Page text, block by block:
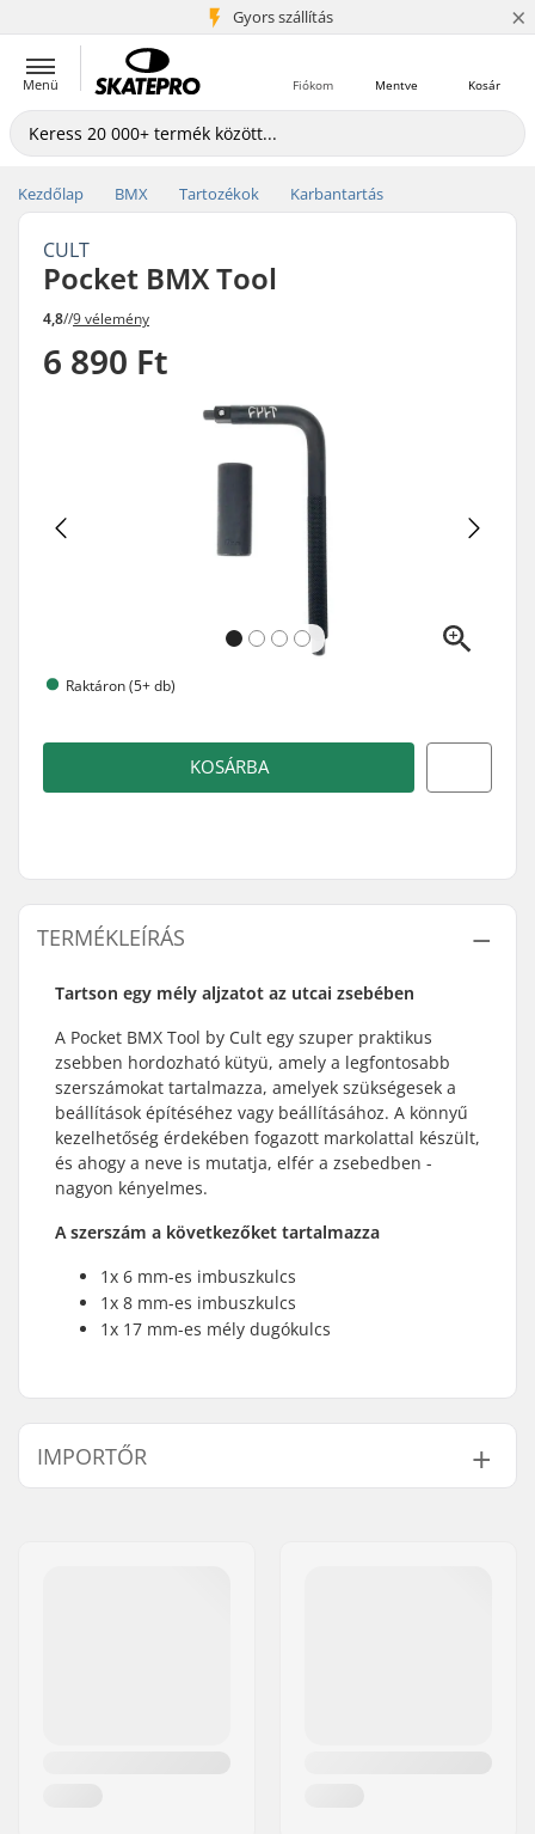
Gyors szállítás
5+ millió ügyfél ×
Menü Kosár
Mentve
Fiókom
Kezdőlap BMX Tartozékok Karbantartás
CULT
Pocket BMX Tool
4,8//9 vélemény
6 890 Ft
Raktáron (5+ db)
KOSÁRBA
TERMÉKLEÍRÁS
Tartson egy mély aljzatot az utcai zsebében
A Pocket BMX Tool by Cult egy szuper praktikus
zsebben hordozható kütyü, amely a legfontosabb
szerszámokat tartalmazza, amelyek szükségesek a
beállítások építéséhez vagy beállításához. A könnyű
kezelhetőség érdekében fogazott markolattal készült,
és ahogy a neve is mutatja, elfér a zsebedben -
nagyon kényelmes.
A szerszám a következőket tartalmazza
1x 6 mm-es imbuszkulcs
1x 8 mm-es imbuszkulcs
1x 17 mm-es mély dugókulcs
IMPORTŐR